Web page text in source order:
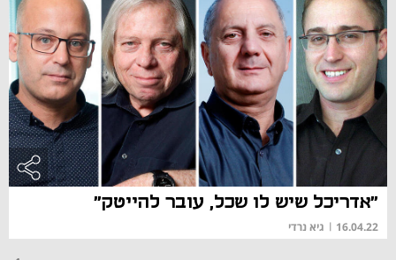
"אדריכל שיש לו שכל, עובר להייטק"
16.04.22
| גיא נרדי